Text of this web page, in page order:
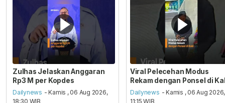
Zulhas Jelaskan Anggaran
Rp3 M per Kopdes
Dailynews - Kamis , 06 Aug 2026,
18:30 WIB
Viral Pelecehan Modus
Rekam dengan Ponsel di
Dailynews - Kamis , 06 Aug 2026,
11:15 WIB